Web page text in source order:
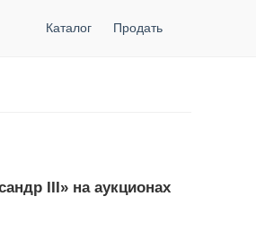
Каталог Продать
III» на аукционах